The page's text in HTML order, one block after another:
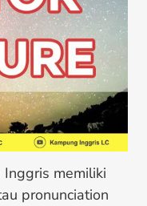
memiliki
pronunciation